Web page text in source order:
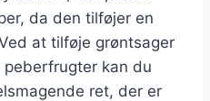
da den tilføjer en
at tilføje grøntsager
peberfrugter kan du
ret, der er